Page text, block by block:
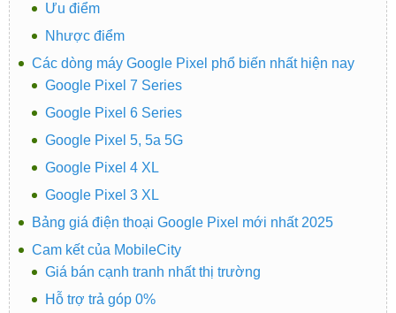
Ưu điểm
Nhược điểm
Các dòng máy Google Pixel phổ biến nhất hiện nay
Google Pixel 7 Series
Google Pixel 6 Series
Google Pixel 5, 5a 5G
Google Pixel 4 XL
Google Pixel 3 XL
Bảng giá điện thoại Google Pixel mới nhất 2025
Cam kết của MobileCity
Giá bán cạnh tranh nhất thị trường
Hỗ trợ trả góp 0%